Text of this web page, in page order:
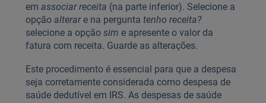
em associar receita (na parte inferior). Selecione a
opção alterare na pergunta tenho receita?
selecione a opção sim e apresente o valor da
fatura com receita. Guarde as alterações.
Este procedimento é essencial para que a despesa
seja corretamente considerada como despesa de
saúde dedutível em IRS. As despesas de saúde